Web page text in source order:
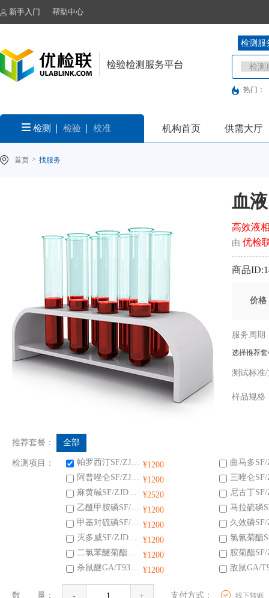
新手入门 帮助中心
检测服
热门：
检测 检验 校准 机构首页 供需大厅
首页 > 找服务
血
高效液
由 优检
商品
价
服务周
选择推荐
测试标
样品规
推荐套餐： 全部
检测项目： 帕罗西汀SF/ZJD0107014-2015 ¥1200
阿普唑仑SF/ZJD0107014-2015 ¥1200
麻黄碱SF/ZJD0107014-2015
¥2520
乙酰甲胺磷SF/ZJD0107014-2015 ¥1200
甲基对硫磷SF/ZJD0107014-2015 ¥1200
灭多威SF/ZJD0107014-2015
¥1200
二氯苯醚菊酯SF/ZJD0107014-2015
¥1200
杀鼠醚GA/T932-2011 ¥1200
数 量： - + 支付方式： 线下转账